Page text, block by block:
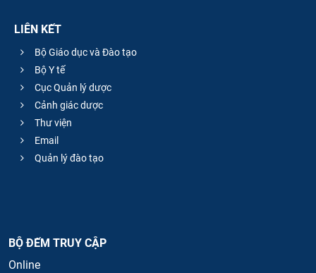
LIÊN KẾT
Bộ Giáo dục và Đào tạo
Bộ Y tế
Cục Quản lý dược
Cảnh giác dược
Thư viện
Email
Quản lý đào tạo
BỘ ĐẾM TRUY CẬP
Online